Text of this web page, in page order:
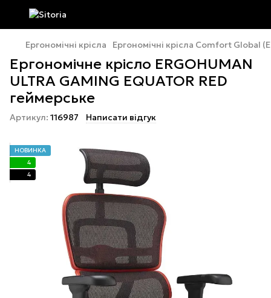
Ергономічні крісла Ергономічні крісла Comfort Global
Ергономічне крісло ERGOHUMAN
ULTRA GAMING EQUATOR RED
геймерське
Артикул: 116987 Написати відгук
НОВИНКА
4
4